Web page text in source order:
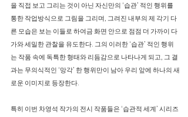
을 직접 보고 그리는 것이 아닌 자신만의 ‘습관’ 적인 행위를
통한 작업방식으로 그림을 그리며, 그려진 내부의 제 각기 다
른 모습은 보는 이들로 하여금 화면 안으로 점점 더 가까이 다
가와 세밀한 관찰을 유도한다. 그의 이러한 ‘습관’ 적인 행위
는 작품 속에 독특한 형태와 리듬감으로 나타나게 되고, 그 결
과는 무의식적인 ‘망각’ 한 행위만이 남아 우리 앞에 하나의 새
로운 이미지로 등장한다.
특히 이번 차영석 작가의 전시 작품들은 ‘습관적 세계’ 시리즈